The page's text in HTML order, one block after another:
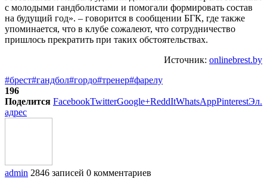
с молодыми гандболистами и помогали формировать состав
на будущий год». – говорится в сообщении БГК, где также
упоминается, что в клубе сожалеют, что сотрудничество
пришлось прекратить при таких обстоятельствах.
Источник: onlinebrest.by
#брест#гандбол#гордо#тренер#фарелу
196
Поделится FacebookTwitterGoogle+ReddItWhatsAppPinterestЭл.
адрес
admin 2846 записей 0 комментариев